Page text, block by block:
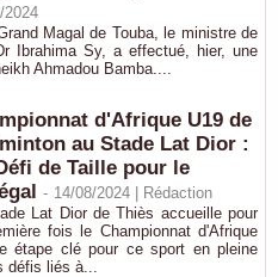
2024
Magal de Touba, le ministre de
Ibrahima Sy, a effectué, hier, une
Ahmadou Bamba....
d'Afrique U19 de
au Stade Lat Dior :
de Taille pour le
- 14/08/2024 |
Rédaction
Lat Dior de Thiès accueille pour
fois le Championnat d'Afrique
étape clé pour ce sport en pleine
défis liés à...